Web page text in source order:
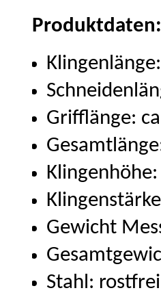
Produktdaten:
Grifflänge:
Gewicht
Stahl: